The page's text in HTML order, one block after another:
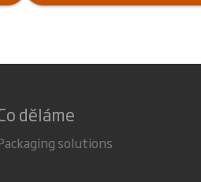
děláme
solutions